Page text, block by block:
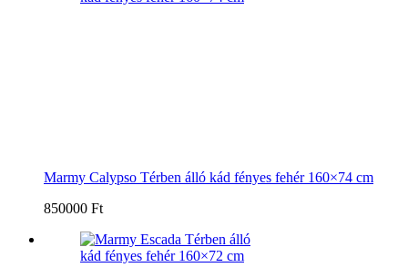
Marmy Calypso Térben álló kád fényes fehér 160×74 cm
850000 Ft